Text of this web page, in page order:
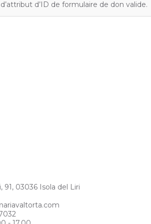
d’ID de formulaire de don valide.
91, 03036 Isola del Liri